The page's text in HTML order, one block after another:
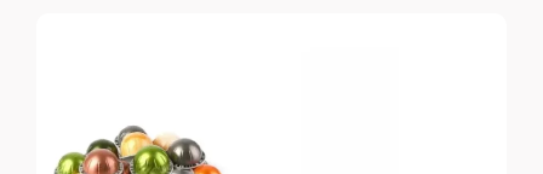
системы Nespresso